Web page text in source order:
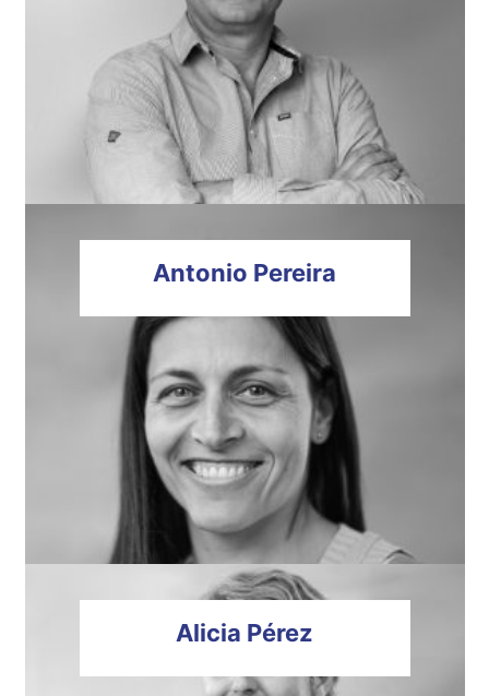
Antonio Pereira
Alicia Pérez